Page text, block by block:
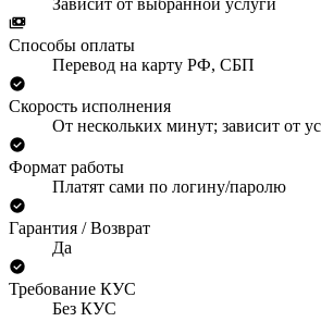
Способы оплаты
Перевод на карту РФ, СБП
Скорость исполнения
От нескольких минут; зависит от
Формат работы
Платят сами по логину/паролю
Гарантия / Возврат
Да
Требование КУС
Без КУС